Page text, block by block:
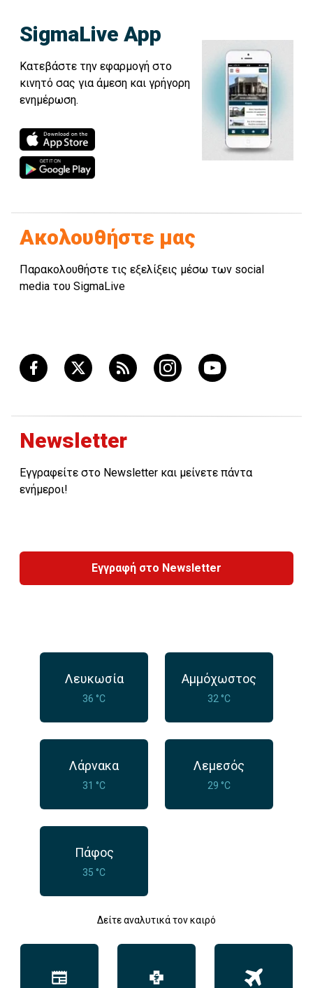
SigmaLive App
Κατεβάστε την εφαρμογή στο
κινητό σας για άμεση και γρήγορη
ενημέρωση.
Ακολουθήστε μας
Παρακολουθήστε τις εξελίξεις μέσω των social
media του SigmaLive
Newsletter
Εγγραφείτε στο Newsletter και μείνετε πάντα
ενήμεροι!
Εγγραφή στο Newsletter
Λευκωσία
36 °C
Αμμόχωστος
32 °C
Λάρνακα
31 °C
Λεμεσός
29 °C
Πάφος
35 °C
Δείτε αναλυτικά τον καιρό